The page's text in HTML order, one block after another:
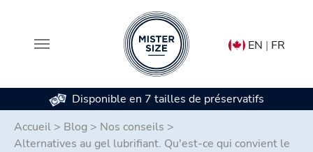
EN | FR
Disponible en 7 tailles de préservatifs
Accueil > Blog > Nos conseils >
Alternatives au gel lubrifiant. Qu'est-ce qui convient le